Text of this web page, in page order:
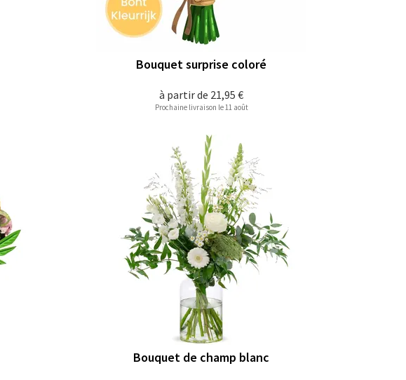
à partir de 21,95 €
Bouquet surprise coloré
Prochaine livraison le 11 août
Bouquet de champ blanc